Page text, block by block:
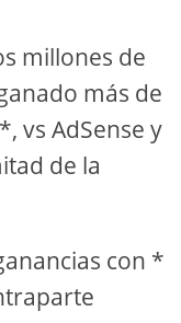
millones de
más de
vs AdSense y
de la
con *